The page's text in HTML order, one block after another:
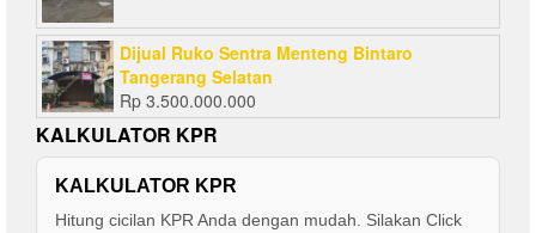
Dijual Ruko Sentra Menteng Bintaro
Tangerang Selatan
Rp 3.500.000.000
KALKULATOR KPR
KALKULATOR KPR
Hitung cicilan KPR Anda dengan mudah. Silakan Click